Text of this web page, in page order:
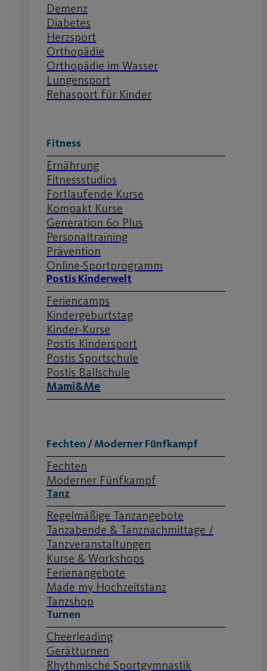
Demenz
Diabetes
Herzsport
Orthopädie
Orthopädie im Wasser
Lungensport
Rehasport für Kinder
Fitness
Ernährung
Fitnessstudios
Fortlaufende Kurse
Kompakt Kurse
Generation 60 Plus
Personaltraining
Prävention
Online-Sportprogramm
Postis Kinderwelt
Feriencamps
Kindergeburtstag
Kinder-Kurse
Postis Kindersport
Postis Sportschule
Postis Ballschule
Mami&Me
Fechten / Moderner Fünfkampf
Fechten
Moderner Fünfkampf
Tanz
Regelmäßige Tanzangebote
Tanzabende & Tanznachmittage /
Tanzveranstaltungen
Kurse & Workshops
Ferienangebote
Made my Hochzeitstanz
Tanzshop
Turnen
Cheerleading
Gerätturnen
Rhythmische Sportgymnastik